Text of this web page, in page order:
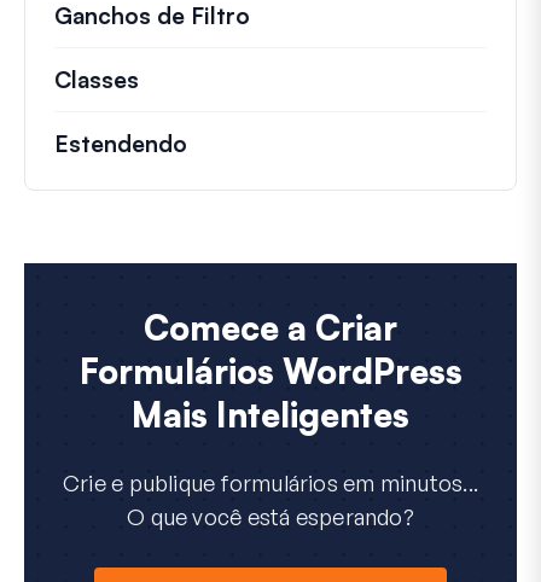
Ganchos de Filtro
Classes
Estendendo
Comece a Criar
Formulários WordPress
Mais Inteligentes
Crie e publique formulários em minutos...
O que você está esperando?